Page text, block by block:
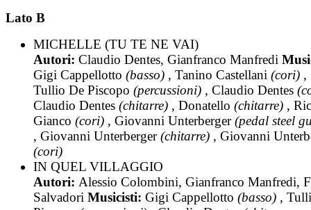
Lato B
MICHELLE (TU TE NE VAI)
Autori: Claudio Dentes, Gianfranco Manfredi
Gigi Cappellotto (basso) , Tanino Castellani (cori) ,
Tullio De Piscopo (percussioni) , Claudio Dentes
Claudio Dentes (chitarre) , Donatello (chitarre) ,
Gianco (cori) , Giovanni Unterberger(pedal steel
, Giovanni Unterberger(chitarre) , Giovanni
(cori)
IN QUEL VILLAGGIO
Autori: Alessio Colombini, Gianfranco Manfredi,
Salvadori Musicisti: Gigi Cappellotto (basso) ,